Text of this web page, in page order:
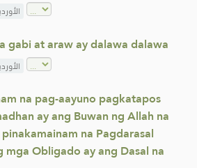
gabi at araw ay dalawa dalawa
na pag-aayuno pagkatapos
ay ang Buwan ng Allah na
na Pagdarasal
Obligado ay ang Dasal na